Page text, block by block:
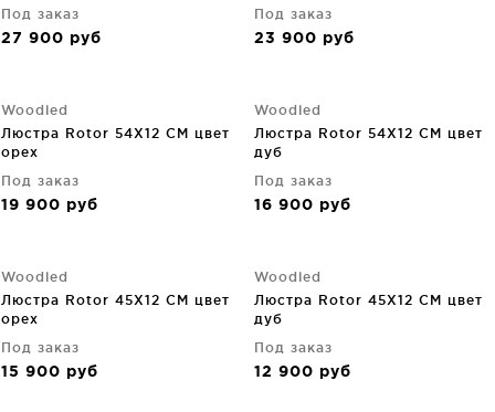
Под заказ
27 900 руб
Под заказ
23 900 руб
Woodled
Люстра Rotor 54X12 CM цвет
орех
Под заказ
19 900 руб
Woodled
Люстра Rotor 54X12 CM цвет
дуб
Под заказ
16 900 руб
Woodled
Люстра Rotor 45X12 CM цвет
орех
Под заказ
15 900 руб
Woodled
Люстра Rotor 45X12 CM цвет
дуб
Под заказ
12 900 руб